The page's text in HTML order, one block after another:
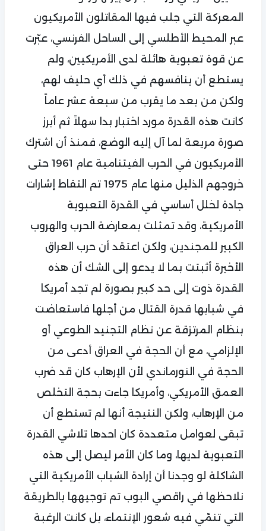
المعركة التي جلب فيها المقاتلون الأمريكيون
عبر المحيط الأطلسي إلى الساحل الفرنسي، عبّرت
عن قوة تعبوية هائلة لدى الأمريكيين، ولم
يستطع أن ينافسهم في ذلك أي حليف لهم،
ولكن من بعد ما يقرب من سبعة عشر عاماً
كانت هذه القدرة مورد اختبار بدا سهلاً ثم أبرز
صورة مريعة لما آل إليه الوضع، فمنذ أن اشترك
الأمريكيون في الحرب الفيتنامية عام 1961 حتى
خروجهم الذليل منها عام 1975 تم التقاط إشارات
جادة لخلل أساسي في القدرة التعبوية
الأمريكية، وقد تمثلت بمعارضة الحرب والهروب
الكبير للمجندين، ولكن اعتقد أن حرب العراق
الأخيرة أثبتت بما لا يدعو إلى الشك أن هذه
القدرة ذوت إلى حد كبير بصورة لم تجد أمريكا
في شبابها قدرة القتال من أجلها فاستعاضت
بنظام المرتزقة عن نظام التجنيد الطوعي أو
الإلزامي، مع أن الحجة في العراق أدعى من
الحجة في النورماندي لأن الإرهاب كان قد ضرب
العمق الأمريكي، وأمريكا جاءت بحجة التخلص
من الإرهاب، ولكن النتيجة أنها لم تستطع أن
تبقى لعوامل متعددة كان احدها تلاشي القدرة
التعبوية لديها، وما كان الأمر ليصل إلى هذه
الشاكلة لو وجدنا أن إرادة الشباب الأمريكية التي
نلاحظها في راقصي البوب تم توجيهها بالطريقة
التي تنمّي فيه شعور الإنتماء، بل كانت الرغبة